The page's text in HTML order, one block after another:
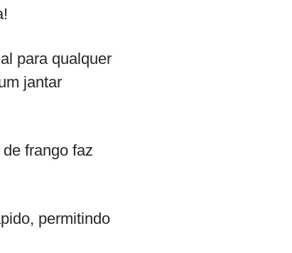
para qualquer
jantar
frango faz
permitindo